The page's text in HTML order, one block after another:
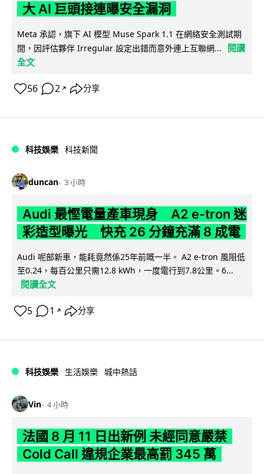
大 AI 巨頭接連曝安全漏洞
Meta 承認，旗下 AI 模型 Muse Spark 1.1 在網絡安全測試期
間，因評估夥伴 Irregular 設定出錯而意外連上互聯網...
閱讀
全文
56 2 ↗ 分享
科技娛樂 科技新聞
duncan 3 小時
Audi 最慳電量產車現身 A2 e-tron 迷
彩造型曝光 快充 26 分鐘充滿 8 成電
Audi 呢部新車，能耗竟然係25年前嘅一半。 A2 e-tron 風阻低
至0.24，每百公里只需12.8 kWh，一度電行到7.8公里。6...
閱讀全文
5 1 ↗ 分享
科技娛樂 生活娛樂 城中熱話
Vin 4 小時
法國 8 月 11 日出新例 未經同意嚴禁
Cold Call 違規企業最高罰 345 萬